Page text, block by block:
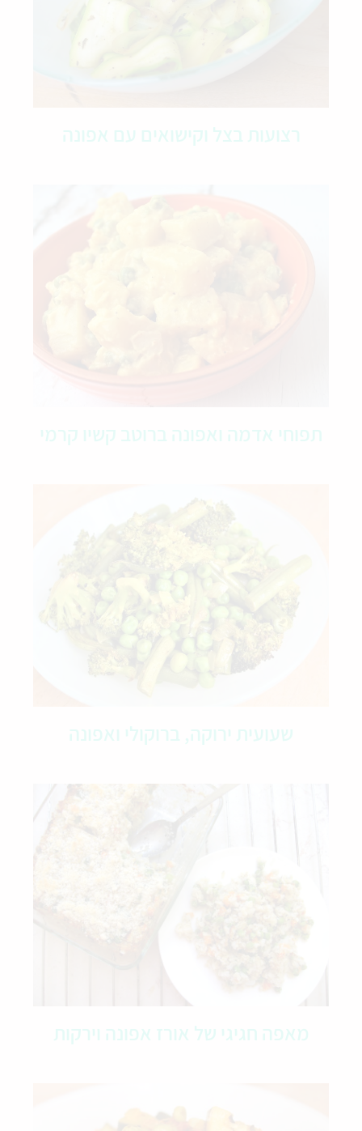
רצועות בצל וקישואים עם אפונה
תפוחי אדמה ואפונה ברוטב קשיו קרמי
שעועית ירוקה, ברוקולי ואפונה
מאפה חגיגי של אורז אפונה וירקות